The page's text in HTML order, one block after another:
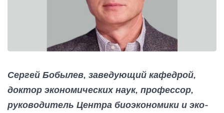
Сергей Бобылев, заведующий кафедрой,
доктор экономических наук, профессор,
руководитель Центра биоэкономики и эко-